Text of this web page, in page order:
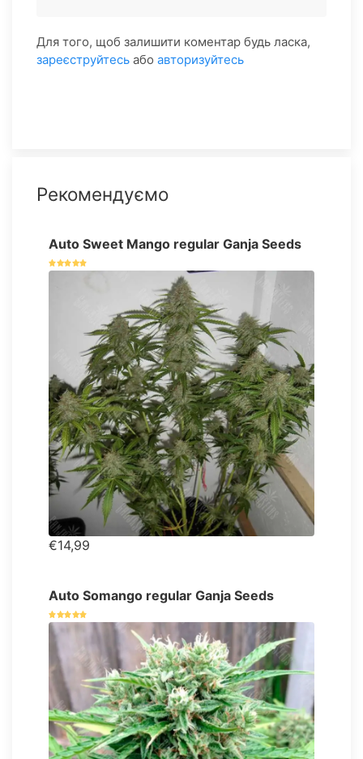
Для того, щоб залишити коментар будь ласка,
зареєструйтесь або авторизуйтесь
Рекомендуємо
Auto Sweet Mango regular Ganja Seeds
€14,99
Auto Somango regular Ganja Seeds